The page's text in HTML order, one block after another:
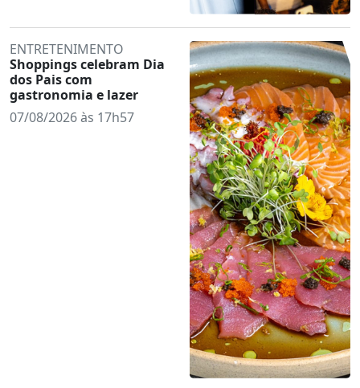
ENTRETENIMENTO
Shoppings celebram Dia
dos Pais com
gastronomia e lazer
07/08/2026 às 17h57